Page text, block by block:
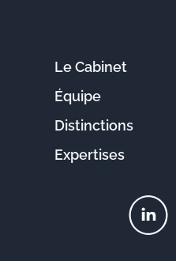
Le Cabinet
Équipe
Distinctions
Expertises